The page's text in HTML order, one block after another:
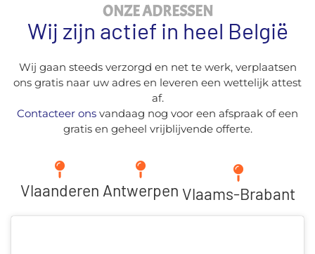
ONZE ADRESSEN
Wij zijn actief in heel België
Wij gaan steeds verzorgd en net te werk, verplaatsen
ons gratis naar uw adres en leveren een wettelijk attest
af.
Contacteer ons vandaag nog voor een afspraak of een
gratis en geheel vrijblijvende offerte.
Vlaanderen Antwerpen Vlaams-Brabant